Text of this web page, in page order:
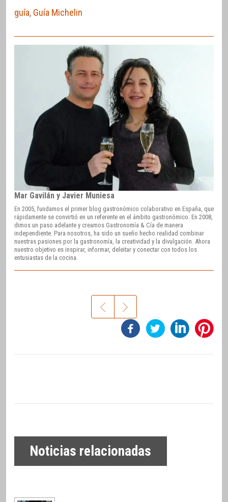
guía, Guía Michelin
Mar Gavilán y Javier Muniesa
En 2005, fundamos el primer blog gastronómico colaborativo en España, que
rápidamente se convirtió en un referente en el ámbito gastronómico. En 2008,
dimos un paso adelante y creamos Gastronomía & Cía de manera
independiente. Para nosotros, ha sido un sueño hecho realidad combinar
nuestras pasiones por la gastronomía, la creatividad y la divulgación. Ahora
nuestro objetivo es inspirar, informar, deleitar y conectar con todos los
entusiastas de la cocina.
Noticias relacionadas